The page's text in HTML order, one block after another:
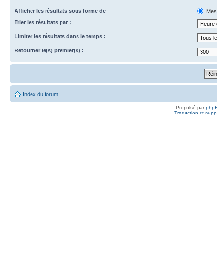
Afficher les résultats sous forme de :
Trier les résultats par :
Limiter les résultats dans le temps :
Retourner le(s) premier(s) :
Index du forum
Propulsé par
Traduction et